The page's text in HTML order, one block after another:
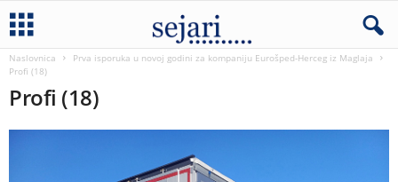
Naslovnica
Prva isporuka u novoj godini za kompaniju Eurošped-Herceg iz Maglaja
Profi (18)
Profi (18)